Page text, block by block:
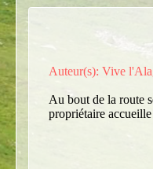
Auteur(s): Vive
Au bout de la route
propriétaire